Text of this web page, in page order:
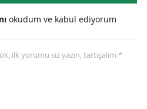
okudum ve kabul ediyorum
ilk yorumu siz yazın, tartışalım *